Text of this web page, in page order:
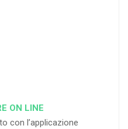
ON LINE
con l’applicazione